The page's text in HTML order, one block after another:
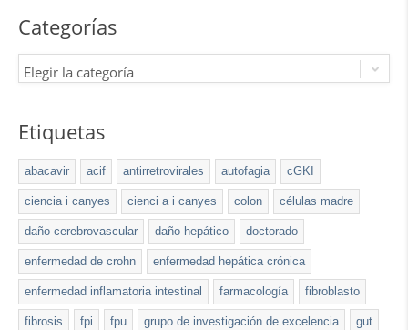
Categorías
Elegir la categoría
Etiquetas
abacavir acif antirretrovirales autofagia cGKI
ciencia i canyes cienci a i canyes colon células madre
daño cerebrovascular daño hepático doctorado
enfermedad de crohn enfermedad hepática crónica
enfermedad inflamatoria intestinal farmacología fibroblasto
fibrosis fpi fpu grupo de investigación de excelencia gut